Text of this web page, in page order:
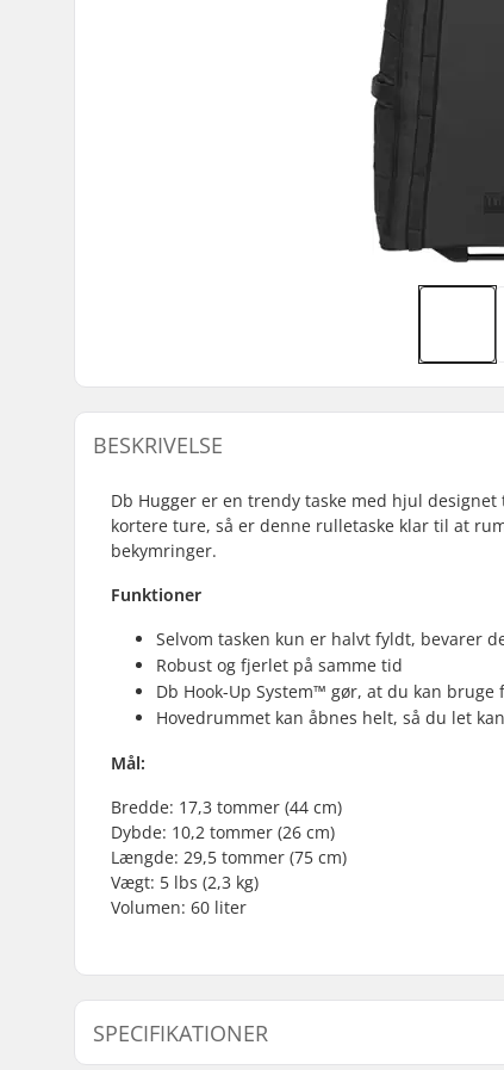
BESKRIVELSE
Db Hugger er en trendy taske med hjul
kortere ture, så er denne rulletaske klar til at
bekymringer.
Funktioner
Selvom tasken kun er halvt fyldt, bevarer
Robust og fjerlet på samme tid
Db Hook-Up System™️ gør, at du kan
Hovedrummet kan åbnes helt, så du let
Mål:
Bredde: 17,3 tommer (44 cm)
Dybde: 10,2 tommer (26 cm)
Længde: 29,5 tommer (75 cm)
Vægt: 5 lbs (2,3 kg)
Volumen: 60 liter
SPECIFIKATIONER